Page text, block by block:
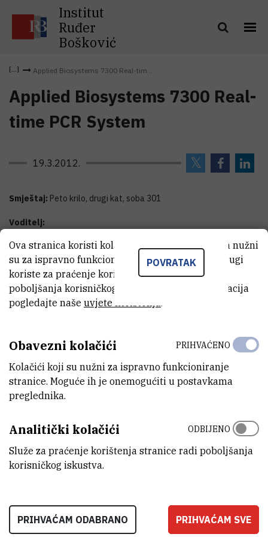
Institut
Ruđer
Bošković
Applied Biosystems 7300 Real-tim...
Applied Biosystems 7300 Real-
time PCR System
19.3.2012.
Smještaj: Peto krilo, drugi kat, soba 301
Voditelj:
SanjaKapitanović,dr. sc.
SK Znanstveni savjetnik u trajnom zvanju
Sanja.Kapitanovic@irb.hr
INSTITUT RUĐER BOŠKOVIĆ
POVRATAK
Ova stranica koristi kolačiće. Neki od tih kolačića nužni
su za ispravno funkcioniranje stranice, dok se drugi
koriste za praćenje korištenja stranice radi
poboljšanja korisničkog iskustva. Za više informacija
pogledajte naše uvjete korištenja.
Obavezni kolačići
Kolačići koji su nužni za ispravno funkcioniranje
stranice. Moguće ih je onemogućiti u postavkama
preglednika.
PRIHVAĆENO
Analitički kolačići
Služe za praćenje korištenja stranice radi poboljšanja
korisničkog iskustva.
ODBIJENO
PRIHVAĆAM ODABRANO PRIHVAĆAM SVE